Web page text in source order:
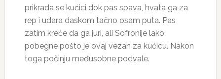
prikrada se kućici dok pas spava, hvata ga za
rep i udara daskom tačno osam puta. Pas
zatim kreće da ga juri, ali Sofronije lako
pobegne pošto je ovaj vezan za kućicu. Nakon
toga počinju međusobne podvale.